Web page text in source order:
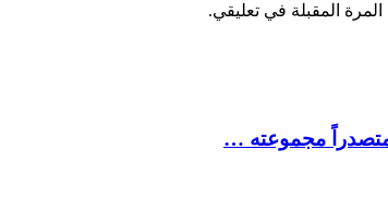
المقبلة في تعليقي.
متصدراً مجموعته …